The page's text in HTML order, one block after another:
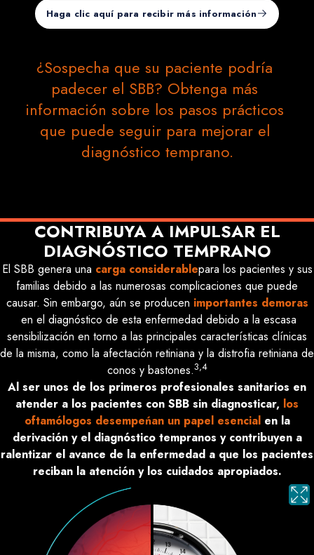
¿Sospecha que su paciente podría
padecer el SBB? Obtenga más
información sobre los pasos prácticos
que puede seguir para mejorar el
diagnóstico temprano.
Haga clic aquí para recibir más información
CONTRIBUYA A IMPULSAR EL
DIAGNÓSTICO TEMPRANO
El SBB genera una carga considerablepara los pacientes y sus
familias debido a las numerosas complicaciones que puede
causar. Sin embargo, aún se producen importantes demoras
en el diagnóstico de esta enfermedad debido a la escasa
sensibilización en torno a las principales características clínicas
de la misma, como la afectación retiniana y la distrofia retiniana de
conos y bastones.3,4
Al ser unos de los primeros profesionales sanitarios en
atender a los pacientes con SBB sin diagnosticar, los
oftamólogos desempeńan un papel esencialen la
derivación y el diagnóstico tempranos y contribuyen a
ralentizar el avance de la enfermedad a que los pacientes
reciban la atención y los cuidados apropiados.